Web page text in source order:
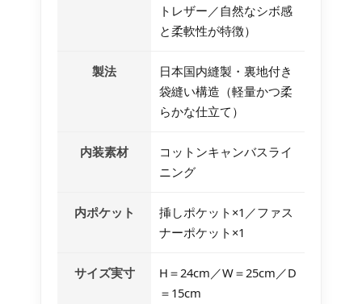
トレザー／自然なシボ感
と柔軟性が特徴）
製法
日本国内縫製・裏地付き
袋縫い構造（軽量かつ柔
らかな仕立て）
内装素材
コットンキャンバスライ
ニング
内ポケット
挿しポケット×1／ファス
ナーポケット×1
サイズ実寸
H＝24cm／W＝25cm／D
＝15cm